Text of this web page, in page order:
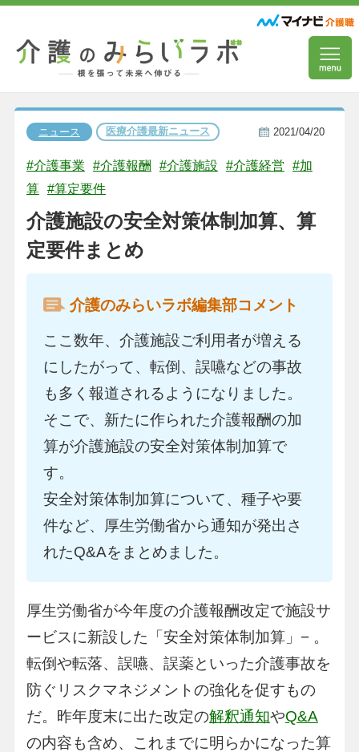
ニュース 医療介護最新ニュース 2021/04/20
#介護事業 #介護報酬 #介護施設 #介護経営
#加
算 #算定要件
介護施設の安全対策体制加算、算
定要件まとめ
介護のみらいラボ編集部コメント
ここ数年、介護施設ご利用者が増える
にしたがって、転倒、誤嚥などの事故
も多く報道されるようになりました。
そこで、新たに作られた介護報酬の加
算が介護施設の安全対策体制加算で
す。
安全対策体制加算について、種子や要
件など、厚生労働省から通知が発出さ
れたQ&Aをまとめました。
厚生労働省が今年度の介護報酬改定で施設サ
ービスに新設した「安全対策体制加算」− 。
転倒や転落、誤嚥、誤薬といった介護事故を
防ぐリスクマネジメントの強化を促すもの
だ。昨年度末に出た改定の解釈通知やQ&A
の内容も含め、これまでに明らかになった算